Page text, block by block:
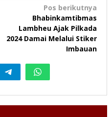
Pos berikutnya
Bhabinkamtibmas
Lambheu Ajak Pilkada
2024 Damai Melalui Stiker
Imbauan